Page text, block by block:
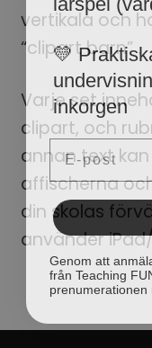
vertikala och
“clipart barn” .
Varje set
clipart, och
annan text
affischerna
din skolas
använder
💛
inkorgen
Email
Genom att
från Teaching
prenumerationen